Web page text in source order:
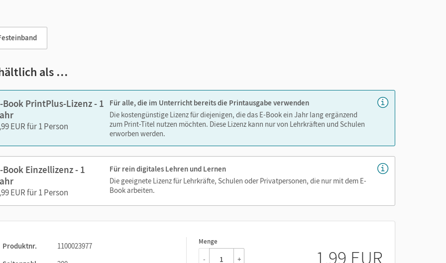
als …
Book PrintPlus-Lizenz - 1
EUR für 1 Person
Für alle, die im Unterricht bereits die Printausgabe verwenden
Die kostengünstige Lizenz für diejenigen, die das E-Book ein Jahr lang ergänzend
zum Print-Titel nutzen möchten. Diese Lizenz kann nur von Lehrkräften und Schulen
erworben werden.
Book Einzellizenz - 1
EUR für 1 Person
Für rein digitales Lehren und Lernen
Die geeignete Lizenz für Lehrkräfte, Schulen oder Privatpersonen, die nur mit dem E-
Book arbeiten.
Produktnr.
1100023977
Menge
1
- + 1,99 EUR